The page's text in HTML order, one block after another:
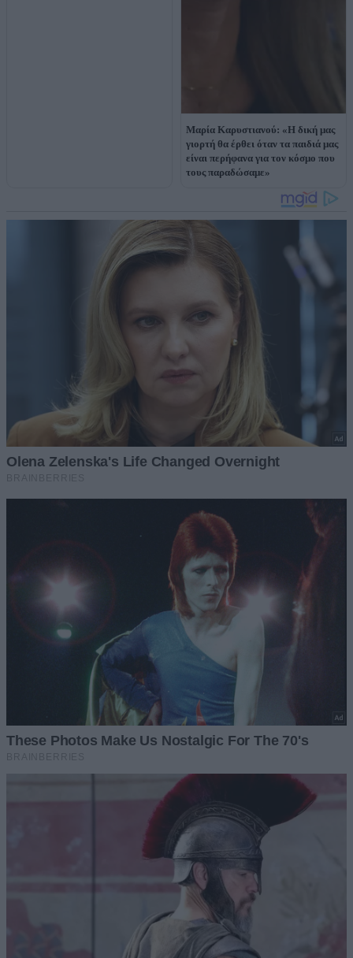
Μαρία Καρυστιανού: «Η δική μας
γιορτή θα έρθει όταν τα παιδιά μας
είναι περήφανα για τον κόσμο που
τους παραδώσαμε»